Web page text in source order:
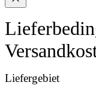
Liefergebiet